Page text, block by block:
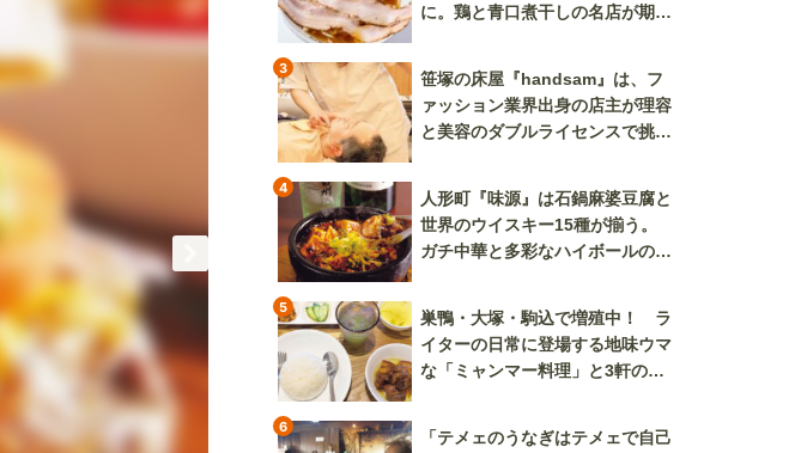
に。鶏と青口煮干しの名店が期間
3
笹塚の床屋『handsam』は、フ
ァッション業界出身の店主が理容
と美容のダブルライセンスで挑む
4
人形町『味源』は石鍋麻婆豆腐と
世界のウイスキー15種が揃う。
ガチ中華と多彩なハイボールの組
5
巣鴨・大塚・駒込で増殖中！ ラ
イターの日常に登場する地味ウマ
な「ミャンマー料理」と3軒のニ
6
「テメェのうなぎはテメェで自己